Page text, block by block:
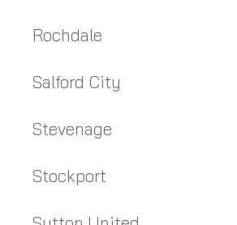
Rochdale
Salford City
Stevenage
Stockport